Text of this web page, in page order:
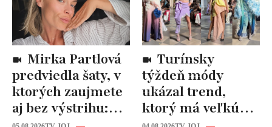
predviedla šaty, v
ktorých zaujmete
aj bez výstrihu:
týždeň módy
ukázal trend,
ktorý má veľkú